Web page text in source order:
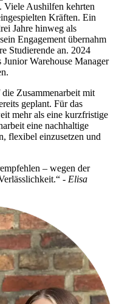
Viele Aushilfen kehrten
Kräften. Ein
Jahre hinweg als
Engagement übernahm
Studierende an. 2024
Warehouse Manager
Zusammenarbeit mit
geplant. Für das
mehr als eine kurzfristige
eine nachhaltige
flexibel einzusetzen und
– wegen der
- Elisa